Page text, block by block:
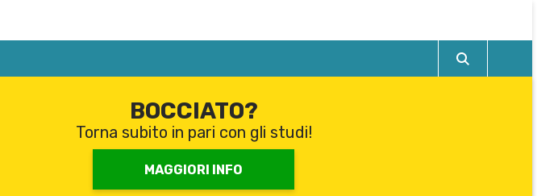
BOCCIATO?
Torna subito in pari con gli studi!
MAGGIORI INFO